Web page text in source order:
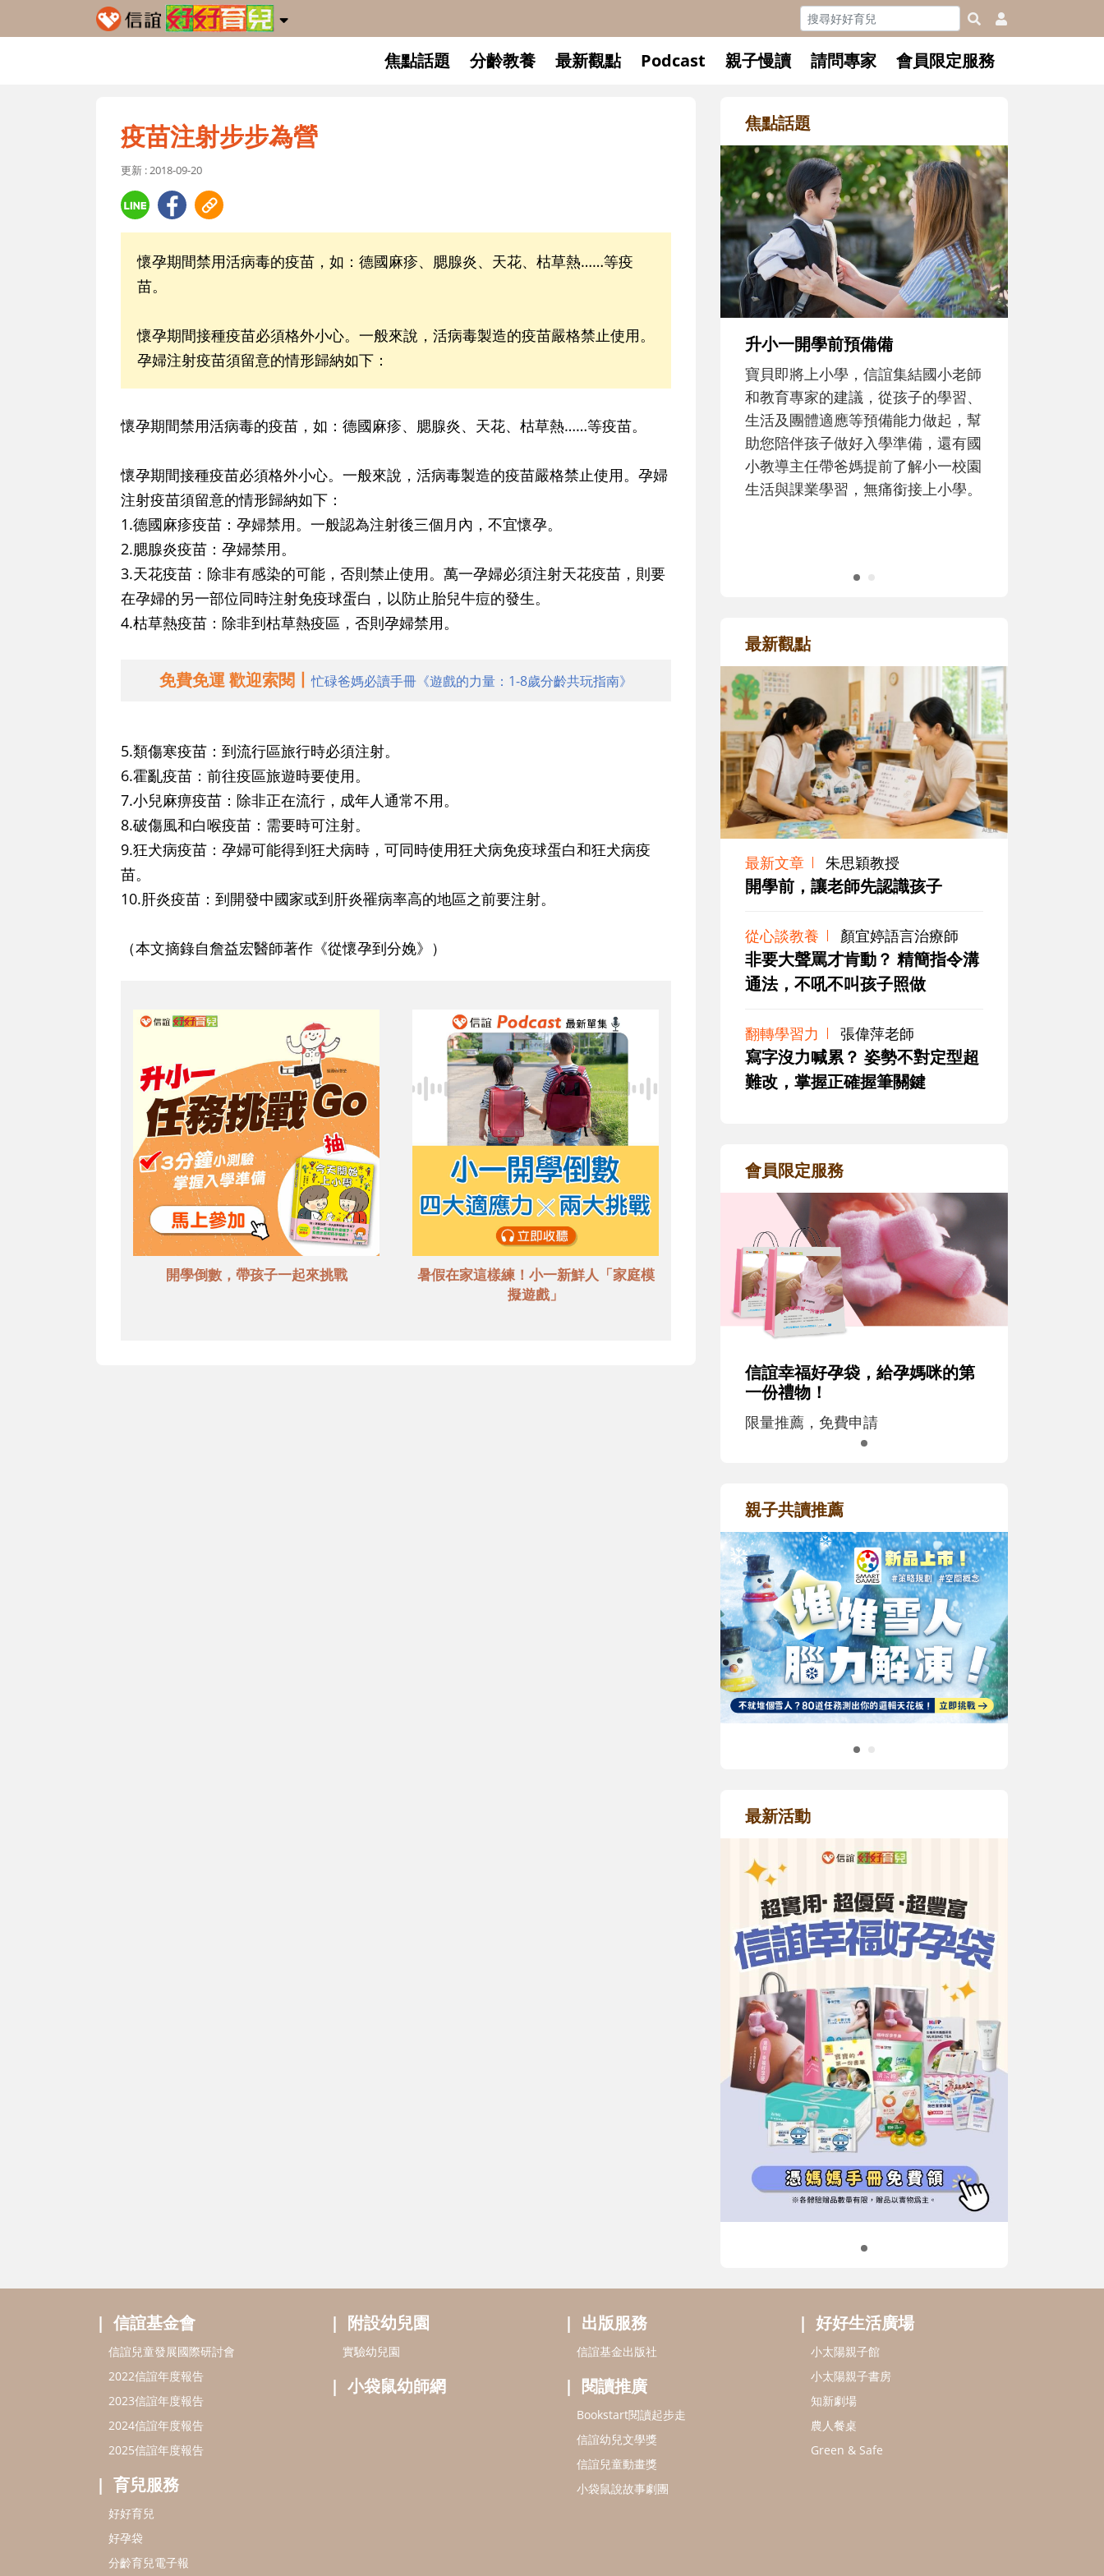
焦點話題 分齡教養 最新觀點 Podcast 親子慢讀 請問專家 會員限定服務
疫苗注射步步為營
更新 : 2018-09-20
懷孕期間禁用活病毒的疫苗，如：德國麻疹、腮腺炎、天花、枯草熱……等疫
苗。
懷孕期間接種疫苗必須格外小心。一般來說，活病毒製造的疫苗嚴格禁止使用。
孕婦注射疫苗須留意的情形歸納如下：
懷孕期間禁用活病毒的疫苗，如：德國麻疹、腮腺炎、天花、枯草熱……等疫苗。
懷孕期間接種疫苗必須格外小心。一般來說，活病毒製造的疫苗嚴格禁止使用。孕婦
注射疫苗須留意的情形歸納如下：
1.德國麻疹疫苗： 孕婦禁用。一般認為注射後三個月內，不宜懷孕。
2.腮腺炎疫苗： 孕婦禁用。
3.天花疫苗： 除非有感染的可能，否則禁止使用。萬一孕婦必須注射天花疫苗，則要
在孕婦的另一部位同時注射免疫球蛋白，以防止胎兒牛痘的發生。
4.枯草熱疫苗： 除非到枯草熱疫區，否則孕婦禁用。
免費免運 歡迎索閱丨忙碌爸媽必讀手冊《遊戲的力量：1-8歲分齡共玩指南》
5.類傷寒疫苗： 到流行區旅行時必須注射。
6.霍亂疫苗： 前往疫區旅遊時要使用。
7.小兒麻痹疫苗： 除非正在流行，成年人通常不用。
8.破傷風和白喉疫苗： 需要時可注射。
9.狂犬病疫苗： 孕婦可能得到狂犬病時，可同時使用狂犬病免疫球蛋白和狂犬病疫
苗。
10.肝炎疫苗： 到開發中國家或到肝炎罹病率高的地區之前要注射。
（本文摘錄自詹益宏醫師著作《從懷孕到分娩》）
開學倒數，帶孩子一起來挑戰
暑假在家這樣練！小一新鮮人「家庭模
擬遊戲」
焦點話題
升小一開學前預備備
寶貝即將上小學，信誼集結國小老師
和教育專家的建議，從孩子的學習、
生活及團體適應等預備能力做起，幫
助您陪伴孩子做好入學準備，還有國
小教導主任帶爸媽提前了解小一校園
生活與課業學習，無痛銜接上小學。
和孩子一起長大的那個男人│讀
懂父親的不同模樣
沒有人天生就擅長當爸爸！男人總是
在一次次「前所未有」的體驗中，跟
著孩子一起長大。從給予安全感的肢
體遊戲，到獨立自主、角色認同及解
決問題的能力養成。爸爸正嘗試用不
同的模樣，參與孩子每個重要的成長
歷程。
最新觀點
最新文章 朱思穎教授
開學前，讓老師先認識孩子
從心談教養 顏宜婷語言治療師
非要大聲罵才肯動？ 精簡指令溝
通法，不吼不叫孩子照做
翻轉學習力 張偉萍老師
寫字沒力喊累？ 姿勢不對定型超
難改，掌握正確握筆關鍵
會員限定服務
信誼幸福好孕袋，給孕媽咪的第
一份禮物！
限量推薦，免費申請
親子共讀推薦
最新活動
信誼基金會
信誼兒童發展國際研討會
2022信誼年度報告
2023信誼年度報告
2024信誼年度報告
2025信誼年度報告
育兒服務
好好育兒
好孕袋
分齡育兒電子報
附設幼兒園
實驗幼兒園
小袋鼠幼師網
出版服務
信誼基金出版社
閱讀推廣
Bookstart閱讀起步走
信誼幼兒文學獎
信誼兒童動畫獎
小袋鼠說故事劇團
好好生活廣場
小太陽親子館
小太陽親子書房
知新劇場
農人餐桌
Green & Safe